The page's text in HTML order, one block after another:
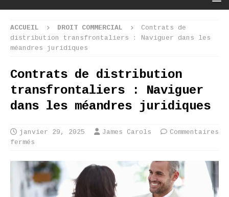
ACCUEIL DROIT COMMERCIAL
Contrats de
distribution transfrontaliers : Naviguer dans les
méandres juridiques
Contrats de distribution
transfrontaliers : Naviguer
dans les méandres juridiques
janvier 29, 2025 James Carols
Commentaires
fermés